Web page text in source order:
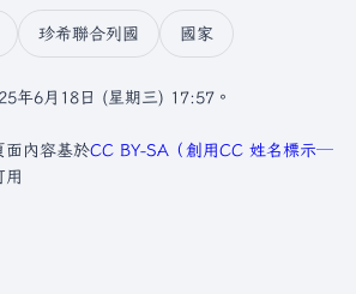
珍希聯合列國
國家
年6月18日 (星期三) 17:57。
面內容基於CC BY-SA（創用CC 姓名標示─
用